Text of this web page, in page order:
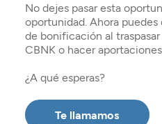
No dejes pasar esta
oportunidad. Ahora puedes
de bonificación al
CBNK o hacer
¿A qué esperas?
Te llamamos